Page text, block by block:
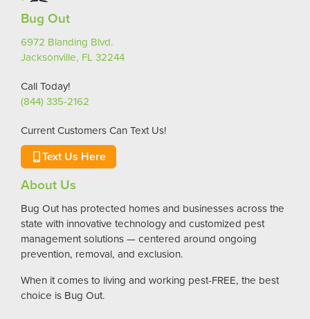
Bug Out
6972 Blanding Blvd.
Jacksonville, FL 32244
Call Today!
(844) 335-2162
Current Customers Can Text Us!
Text Us Here
About Us
Bug Out has protected homes and businesses across the
state with innovative technology and customized pest
management solutions — centered around ongoing
prevention, removal, and exclusion.
When it comes to living and working pest-FREE, the best
choice is Bug Out.